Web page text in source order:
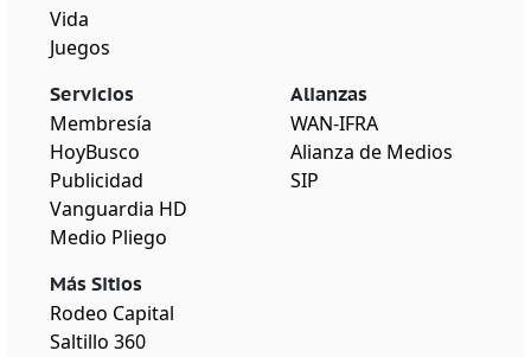
Vida
Juegos
Servicios
Membresía
HoyBusco
Publicidad
Vanguardia HD
Medio Pliego
Más Sitios
Rodeo Capital
Saltillo 360
Alianzas
WAN-IFRA
Alianza de Medios
SIP